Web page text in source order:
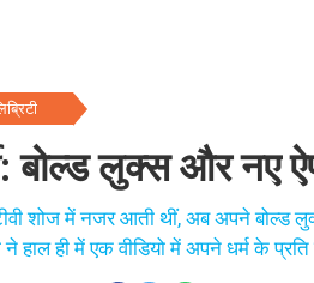
बोल्ड लुक्स और नए
शोज में नजर आती थीं, अब अपने बोल्ड
हाल ही में एक वीडियो में अपने धर्म के